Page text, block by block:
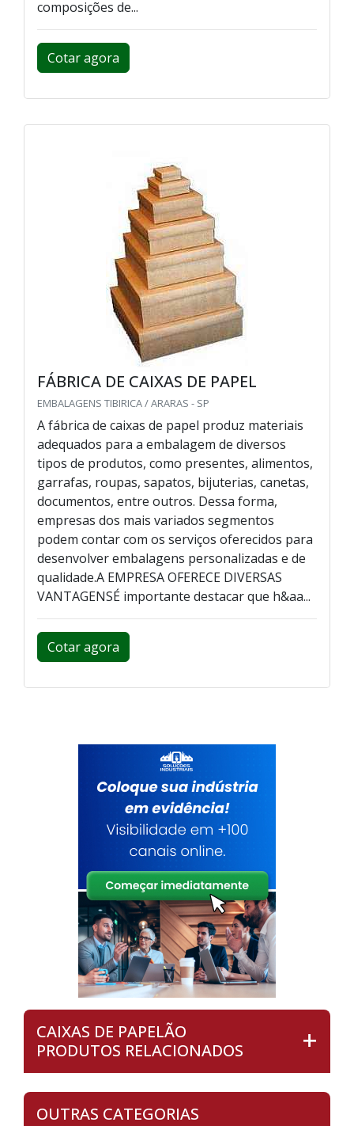
composições de...
Cotar agora
FÁBRICA DE CAIXAS DE PAPEL
EMBALAGENS TIBIRICA / ARARAS - SP
A fábrica de caixas de papel produz materiais
adequados para a embalagem de diversos
tipos de produtos, como presentes, alimentos,
garrafas, roupas, sapatos, bijuterias, canetas,
documentos, entre outros. Dessa forma,
empresas dos mais variados segmentos
podem contar com os serviços oferecidos para
desenvolver embalagens personalizadas e de
qualidade.A EMPRESA OFERECE DIVERSAS
VANTAGENSÉ importante destacar que h&aa...
Cotar agora
CAIXAS DE PAPELÃO
PRODUTOS RELACIONADOS
OUTRAS CATEGORIAS